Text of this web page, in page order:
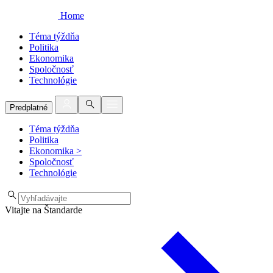
Home
Téma týždňa
Politika
Ekonomika
Spoločnosť
Technológie
Predplatné
Téma týždňa
Politika
Ekonomika >
Spoločnosť
Technológie
Vitajte na Štandarde